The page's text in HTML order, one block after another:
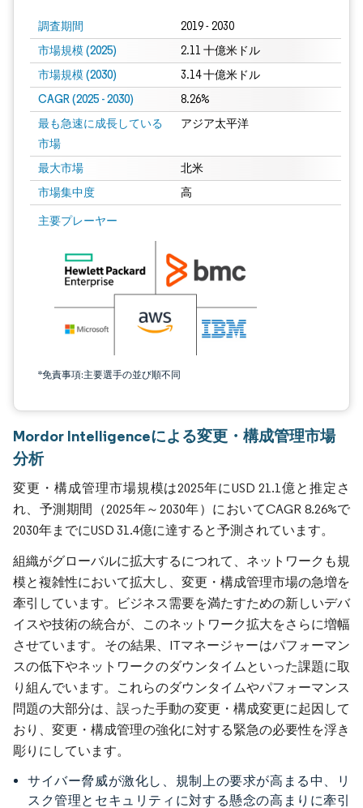
調査期間 2019 - 2030
市場規模 (2025) 2.11 十億米ドル
市場規模 (2030) 3.14 十億米ドル
CAGR (2025 - 2030) 8.26%
最も急速に成長している
市場
アジア太平洋
最大市場 北米
市場集中度 高
主要プレーヤー
*免責事項:主要選手の並び順不同
Mordor Intelligenceによる変更・構成管理市場
分析
変更・構成管理市場規模は2025年にUSD 21.1億と推定さ
れ、予測期間（2025年～2030年）においてCAGR 8.26%で
2030年までにUSD 31.4億に達すると予測されています。
組織がグローバルに拡大するにつれて、ネットワークも規
模と複雑性において拡大し、変更・構成管理市場の急増を
牽引しています。ビジネス需要を満たすための新しいデバ
イスや技術の統合が、このネットワーク拡大をさらに増幅
させています。その結果、ITマネージャーはパフォーマン
スの低下やネットワークのダウンタイムといった課題に取
り組んでいます。これらのダウンタイムやパフォーマンス
問題の大部分は、誤った手動の変更・構成変更に起因して
おり、変更・構成管理の強化に対する緊急の必要性を浮き
彫りにしています。
サイバー脅威が激化し、規制上の要求が高まる中、リ
スク管理とセキュリティに対する懸念の高まりに牽引